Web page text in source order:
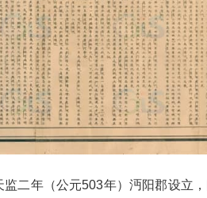
二年（公元503年）沔阳郡设立